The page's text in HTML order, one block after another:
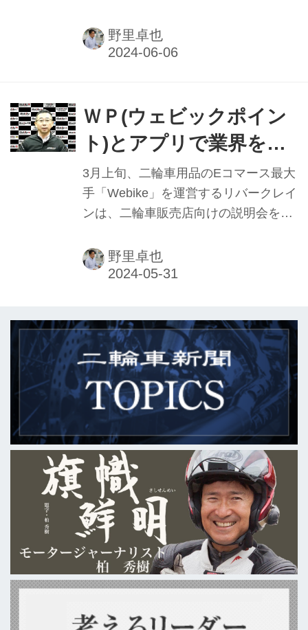
販売店向けの説明会をオンラインで開
催。前回は、同社の信濃孝喜社長にサ
からさらに詳細を伺った。一方、販売
店向けに刷新したシステムについても
詳しく聞いた。
野里卓也
ＷＰ(ウェビックポイン
ト)とアプリで業界を活
性化 Webike ㊤
3月上旬、二輪車用品のEコマース最大
手「Webike」を運営するリバークレイ
ンは、二輪車販売店向けの説明会をオ
あらゆるサービスを提供する”をテーマ
に同社の信濃孝喜社長が出席し、現在
かした今後の取り組みなどを説明し
た。説明会の後日、信濃氏にサービス
の詳細やアプリの概要などを聞いた。
野里卓也